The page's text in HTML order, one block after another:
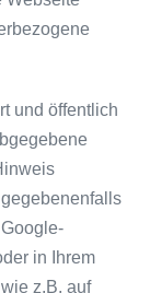
und öffentlich
in Ihrem
z.B. auf